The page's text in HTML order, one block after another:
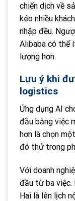
chiến dịch về
kéo nhiều
nhập đều.
Alibaba có thể
lượng hơn.
Lưu ý khi
logistics
Ứng dụng AI
đầu bằng việc
hơn là chọn
đó thử trong
Với doanh
đầu từ ba việc.
Hai là lên lịch